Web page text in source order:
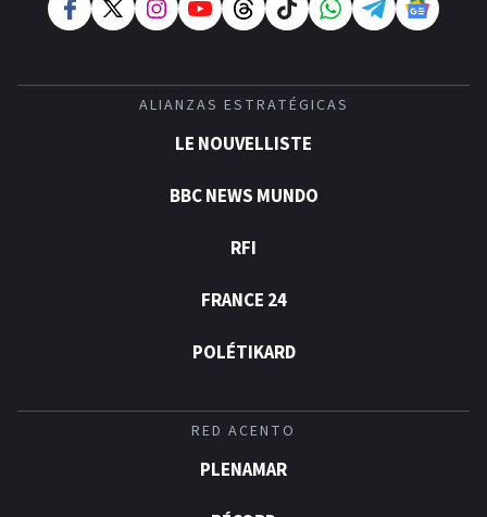
ALIANZAS ESTRATÉGICAS
LE NOUVELLISTE
BBC NEWS MUNDO
RFI
FRANCE 24
POLÉTIKARD
RED ACENTO
PLENAMAR